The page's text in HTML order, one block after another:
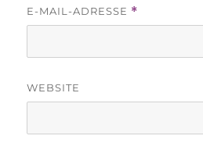
E-MAIL-ADRESSE *
WEBSITE